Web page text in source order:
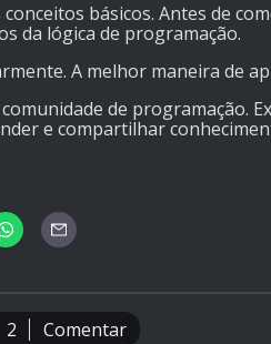
conceitos básicos. Antes de
da lógica de programação.
A melhor maneira de
de programação.
e compartilhar
2 Comentar